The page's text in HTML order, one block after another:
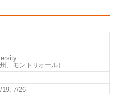
、モントリオール）
19, 7/26